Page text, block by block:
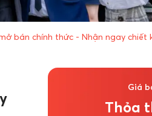
bán chính thức - Nhận ngay chiết
Giá
Thỏa